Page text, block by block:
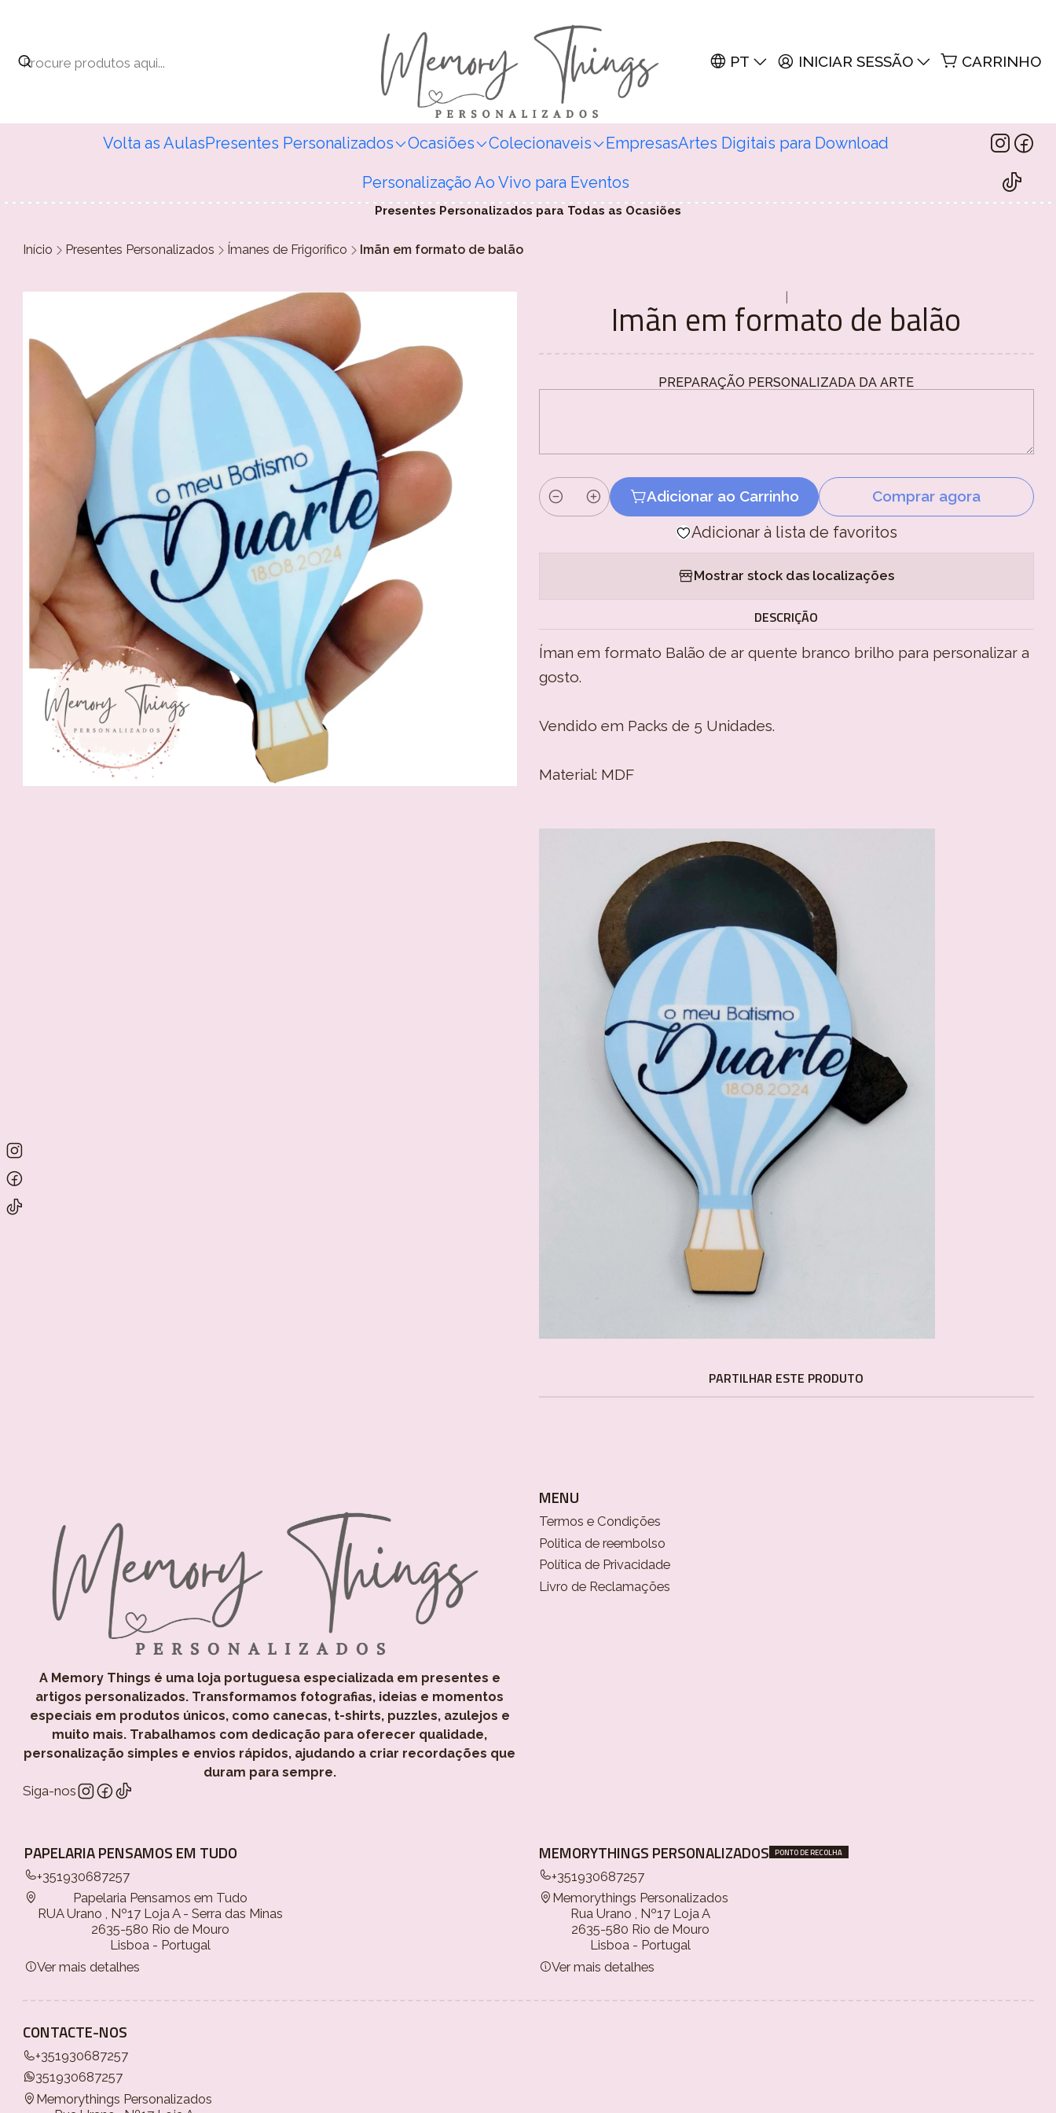
PT INICIAR SESSÃO CARRINHO
Volta as AulasPresentes Personalizados Ocasiões Colecionaveis EmpresasArtes Digitais para Download
Personalização Ao Vivo para Eventos
Presentes Personalizados para Todas as Ocasiões
Início Presentes Personalizados Ímanes de Frigorífico Imãn em formato de balão
Imãn em formato de balão
PREPARAÇÃO PERSONALIZADA DA ARTE
Quantidade
Adicionar ao Carrinho Comprar agora
Adicionar à lista de favoritos
Mostrar stock das localizações
DESCRIÇÃO
Íman em formato Balão de ar quente branco brilho para personalizar a
gosto.
Vendido em Packs de 5 Unidades.
Material: MDF
PARTILHAR ESTE PRODUTO
A Memory Things é uma loja portuguesa especializada em presentes e
artigos personalizados. Transformamos fotografias, ideias e momentos
especiais em produtos únicos, como canecas, t-shirts, puzzles, azulejos e
muito mais. Trabalhamos com dedicação para oferecer qualidade,
personalização simples e envios rápidos, ajudando a criar recordações que
duram para sempre.
Siga-nos
MENU
Termos e Condições
Politica de reembolso
Política de Privacidade
Livro de Reclamações
PAPELARIA PENSAMOS EM TUDO
+351930687257
Papelaria Pensamos em Tudo
RUA Urano , Nº17 Loja A - Serra das Minas
2635-580 Rio de Mouro
Lisboa - Portugal
Ver mais detalhes
MEMORYTHINGS PERSONALIZADOS PONTO DE RECOLHA
+351930687257
Memorythings Personalizados
Rua Urano , Nº17 Loja A
2635-580 Rio de Mouro
Lisboa - Portugal
Ver mais detalhes
CONTACTE-NOS
+351930687257
351930687257
Memorythings Personalizados